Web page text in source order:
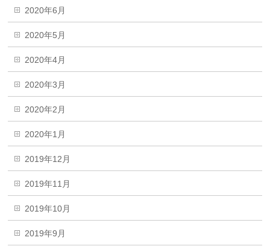
2020年6月
2020年5月
2020年4月
2020年3月
2020年2月
2020年1月
2019年12月
2019年11月
2019年10月
2019年9月